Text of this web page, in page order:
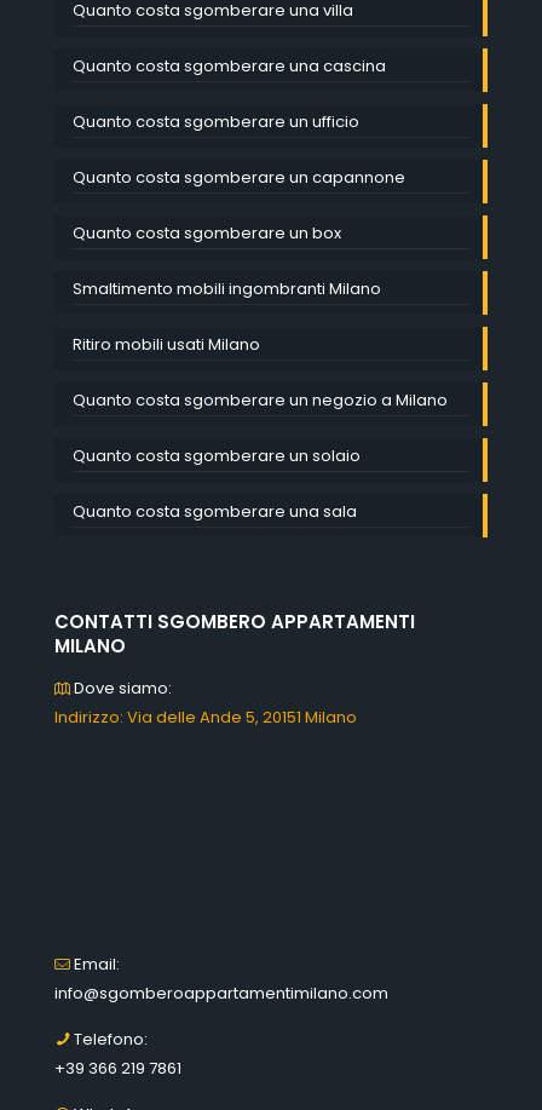
Quanto costa sgomberare una villa
Quanto costa sgomberare una cascina
Quanto costa sgomberare un ufficio
Quanto costa sgomberare un capannone
Quanto costa sgomberare un box
Smaltimento mobili ingombranti Milano
Ritiro mobili usati Milano
Quanto costa sgomberare un negozio a Milano
Quanto costa sgomberare un solaio
Quanto costa sgomberare una sala
CONTATTI SGOMBERO APPARTAMENTI
MILANO
Dove siamo:
Indirizzo: Via delle Ande 5, 20151 Milano
Email:
info@sgomberoappartamentimilano.com
Telefono:
+39 366 219 7861